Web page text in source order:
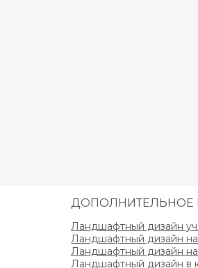
ДОПОЛНИТЕЛЬНОЕ
Ландшафтный дизайн
Ландшафтный дизайн на
Ландшафтный дизайн на
Ландшафтный дизайн в